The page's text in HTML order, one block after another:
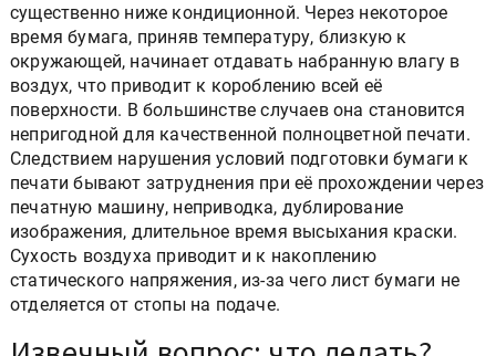
существенно ниже кондиционной. Через некоторое
время бумага, приняв температуру, близкую к
окружающей, начинает отдавать набранную влагу в
воздух, что приводит к короблению всей её
поверхности. В большинстве случаев она становится
непригодной для качественной полноцветной печати.
Следствием нарушения условий подготовки бумаги к
печати бывают затруднения при её прохождении через
печатную машину, неприводка, дублирование
изображения, длительное время высыхания краски.
Сухость воздуха приводит и к накоплению
статического напряжения, из-за чего лист бумаги не
отделяется от стопы на подаче.